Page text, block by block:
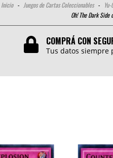
Inicio - Juegos de Cartas Coleccionables - Yu-
Oh! The Dark Side
COMPRÁ CON
Tus datos siempre